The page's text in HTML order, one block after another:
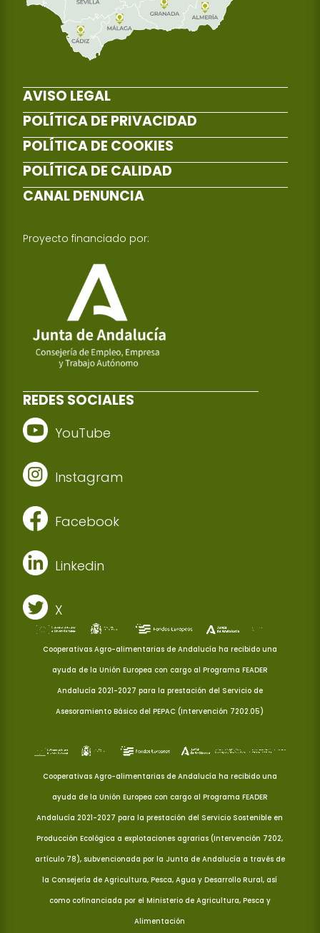
AVISO LEGAL
POLÍTICA DE PRIVACIDAD
POLÍTICA DE COOKIES
POLÍTICA DE CALIDAD
CANAL DENUNCIA
Proyecto financiado por:
REDES SOCIALES
YouTube
Instagram
Facebook
Linkedin
X
Cooperativas Agro-alimentarias de Andalucía ha recibido una
ayuda de la Unión Europea con cargo al Programa FEADER
Andalucía 2021-2027 para la prestación del Servicio de
Asesoramiento Básico del PEPAC (Intervención 7202.05)
Cooperativas Agro-alimentarias de Andalucía ha recibido una
ayuda de la Unión Europea con cargo al Programa FEADER
Andalucía 2021-2027 para la prestación del Servicio Sostenible en
Producción Ecológica a explotaciones agrarias (Intervención 7202,
artículo 78), subvencionada por la Junta de Andalucía a través de
la Consejería de Agricultura, Pesca, Agua y Desarrollo Rural, así
como cofinanciada por el Ministerio de Agricultura, Pesca y
Alimentación